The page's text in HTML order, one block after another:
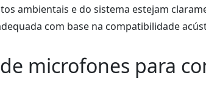
ambientais e do sistema estejam
com base na compatibilidade
microfones para